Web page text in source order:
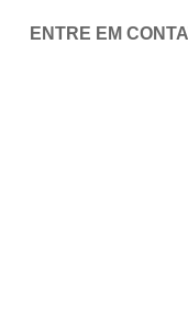
ENTRE EM